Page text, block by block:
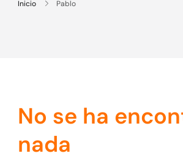
Inicio Pablo
No se ha
nada